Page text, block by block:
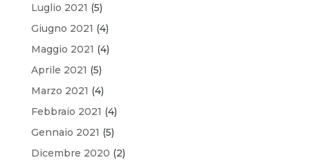
Luglio 2021 (5)
Giugno 2021 (4)
Maggio 2021 (4)
Aprile 2021 (5)
Marzo 2021 (4)
Febbraio 2021 (4)
Gennaio 2021 (5)
Dicembre 2020 (2)